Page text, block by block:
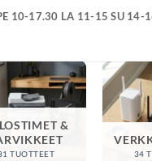
10-17.30 LA 11-15 SU 14-
&
TUOTTEET 34